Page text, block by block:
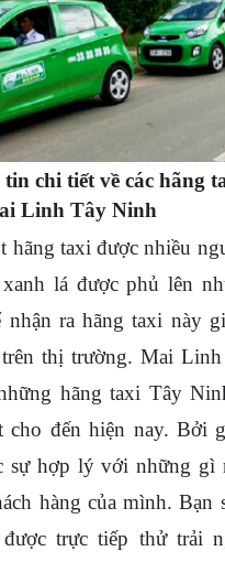
chi tiết về các hãng
Linh Tây Ninh
taxi được nhiều
lá được phủ lên
nhận ra hãng taxi này
thị trường. Mai
hãng taxi Tây
cho đến hiện nay. Bởi
sự hợp lý với những gì
hàng của mình. Bạn
trực tiếp thử trải